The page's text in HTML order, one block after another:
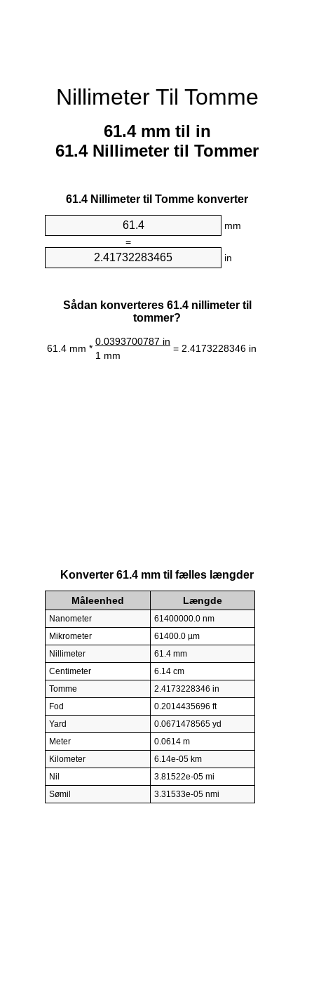
Nillimeter Til Tomme
61.4 mm til in
61.4 Nillimeter til Tommer
61.4 Nillimeter til Tomme konverter
mm
=
in
Sådan konverteres 61.4 nillimeter til
tommer?
61.4 mm *
0.0393700787 in
= 2.4173228346 in
1 mm
Konverter 61.4 mm til fælles længder
Måleenhed Længde
Nanometer
61400000.0 nm
Mikrometer
61400.0 µm
Nillimeter
61.4 mm
Centimeter
6.14 cm
Tomme
2.4173228346 in
Fod
0.2014435696 ft
Yard
0.0671478565 yd
Meter
0.0614 m
Kilometer
6.14e-05 km
Nil
3.81522e-05 mi
Sømil
3.31533e-05 nmi